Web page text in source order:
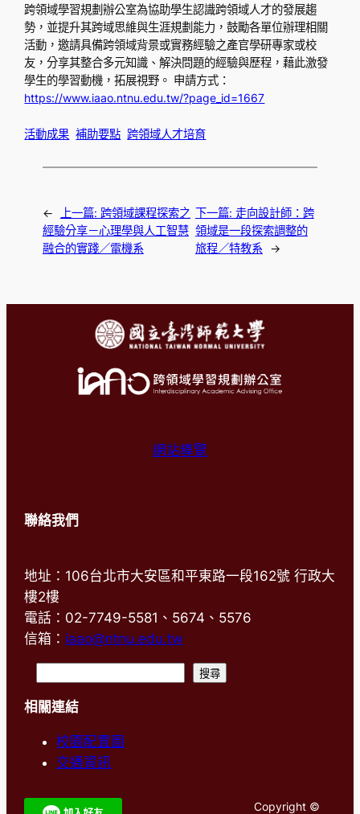
跨領域學習規劃辦公室為協助學生認識跨領域人才的發展趨
勢，並提升其跨域思維與生涯規劃能力，鼓勵各單位辦理相關
活動，邀請具備跨領域背景或實務經驗之產官學研專家或校
友，分享其整合多元知識、解決問題的經驗與歷程，藉此激發
學生的學習動機，拓展視野。 申請方式：
https://www.iaao.ntnu.edu.tw/?page_id=1667
活動成果 補助要點 跨領域人才培育
← 上一篇: 跨領域課程探索之
經驗分享－心理學與人工智慧
融合的實踐／電機系
下一篇: 走向設計師：跨
領域是一段探索調整的
旅程／特教系 →
網站導覽
聯絡我們
地址：106台北市大安區和平東路一段162號 行政大
樓2樓
電話：02-7749-5581、5674、5576
信箱： iaao@ntnu.edu.tw
搜尋
相關連結
校園配置圖
交通資訊
Copyright ©